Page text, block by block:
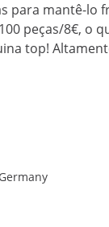
para mantê-lo
peças/8€, o
top!